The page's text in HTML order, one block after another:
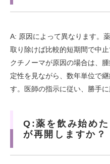
A: 原因によって異なります。
取り除けば比較的短期間で中
クチノーマが原因の場合は、
定性を見ながら、数年単位で
す。医師の指示に従い、勝手
Q:薬を飲み始め
が再開しますか？